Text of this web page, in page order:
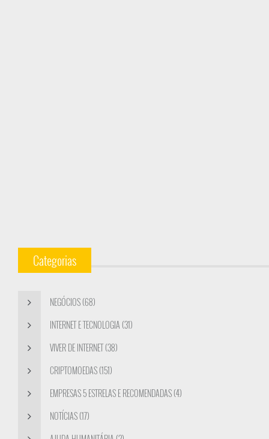
Categorias
NEGÓCIOS (68)
INTERNET E TECNOLOGIA (31)
VIVER DE INTERNET (38)
CRIPTOMOEDAS (151)
EMPRESAS 5 ESTRELAS E RECOMENDADAS (4)
NOTÍCIAS (17)